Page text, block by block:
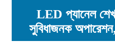
LED প্যানেল
সুবিধাজনক